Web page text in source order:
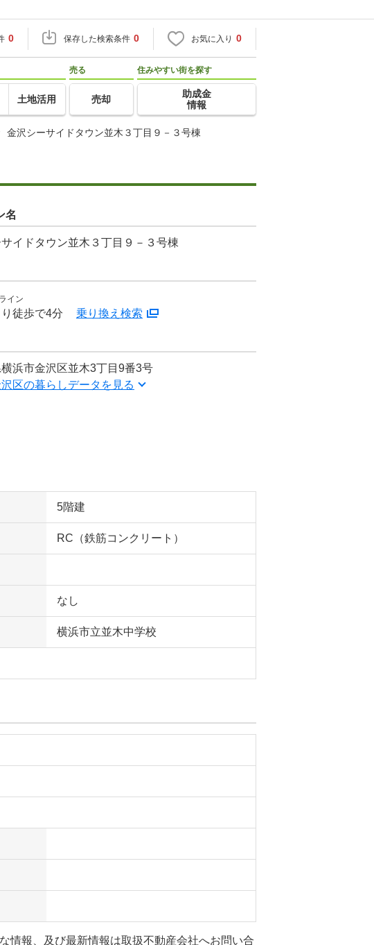
0 保存した検索条件 0 お気に入り 0
土地活用
売る
売却
住みやすい街を探す
助成金
情報
金沢シーサイドタウン並木３丁目９－３号棟
名
イドタウン並木３丁目９－３号棟
イン
徒歩で4分 乗り換え検索
浜市金沢区並木3丁目9番3号
区の暮らしデータを見る
5階建
RC（鉄筋コンクリート）
なし
横浜市立並木中学校
情報、及び最新情報は取扱不動産会社へお問い合